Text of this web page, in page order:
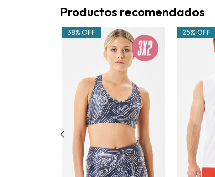
Productos recomendados
38% OFF 25% OFF